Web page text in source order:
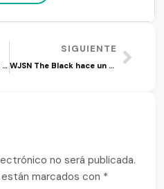
Wonho sufre una ruptura en el MV ‘Ain’t About You’ feat. Kiiara
SIGUIENTE
WJSN The Black hace un sorprendente debut con ‘Easy’
no será publicada.
marcados con *